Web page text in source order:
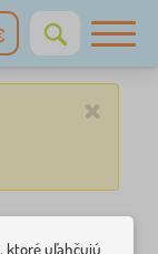
×
ktoré uľahčujú